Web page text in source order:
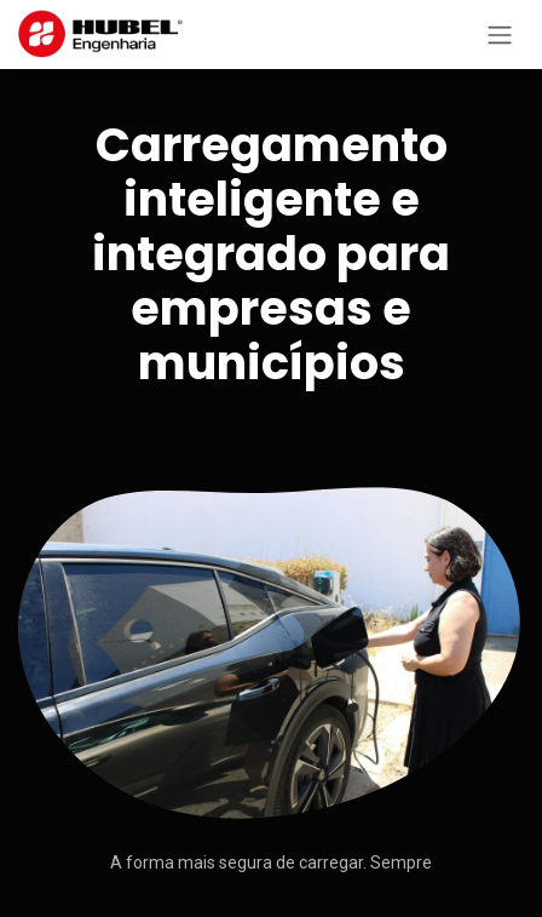
Pular para o conteúdo
Carregamento
inteligente e
integrado para
empresas e
municípios
A forma mais segura de carregar. Sempre